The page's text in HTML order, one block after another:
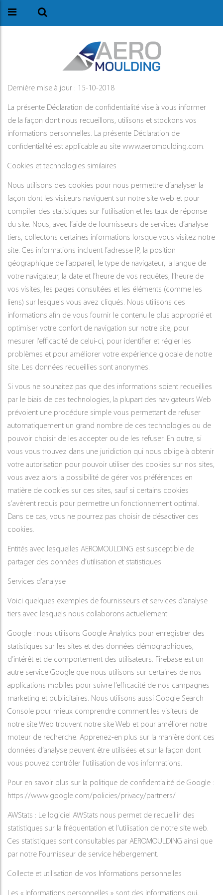
Dernière mise à jour : 15-10-2018
La présente Déclaration de confidentialité vise à vous informer
de la façon dont nous recueillons, utilisons et stockons vos
informations personnelles. La présente Déclaration de
confidentialité est applicable au site www.aeromoulding.com.
Cookies et technologies similaires
Nous utilisons des cookies pour nous permettre d’analyser la
façon dont les visiteurs naviguent sur notre site web et pour
compiler des statistiques sur l’utilisation et les taux de réponse
du site. Nous, avec l’aide de fournisseurs de services d’analyse
tiers, collectons certaines informations lorsque vous visitez notre
site. Ces informations incluent l’adresse IP, la position
géographique de l’appareil, le type de navigateur, la langue de
votre navigateur, la date et l’heure de vos requêtes, l’heure de
vos visites, les pages consultées et les éléments (comme les
liens) sur lesquels vous avez cliqués. Nous utilisons ces
informations afin de vous fournir le contenu le plus approprié et
optimiser votre confort de navigation sur notre site, pour
mesurer l’efficacité de celui-ci, pour identifier et régler les
problèmes et pour améliorer votre expérience globale de notre
site. Les données recueillies sont anonymes.
Si vous ne souhaitez pas que des informations soient recueillies
par le biais de ces technologies, la plupart des navigateurs Web
prévoient une procédure simple vous permettant de refuser
automatiquement un grand nombre de ces technologies ou de
pouvoir choisir de les accepter ou de les refuser. En outre, si
vous vous trouvez dans une juridiction qui nous oblige à obtenir
votre autorisation pour pouvoir utiliser des cookies sur nos sites,
vous avez alors la possibilité de gérer vos préférences en
matière de cookies sur ces sites, sauf si certains cookies
s’avèrent requis pour permettre un fonctionnement optimal.
Dans ce cas, vous ne pourrez pas choisir de désactiver ces
cookies.
Entités avec lesquelles AEROMOULDING est susceptible de
partager des données d’utilisation et statistiques
Services d’analyse
Voici quelques exemples de fournisseurs et services d’analyse
tiers avec lesquels nous collaborons actuellement:
Google : nous utilisons Google Analytics pour enregistrer des
statistiques sur les sites et des données démographiques,
d’intérêt et de comportement des utilisateurs. Firebase est un
autre service Google que nous utilisons sur certaines de nos
applications mobiles pour suivre l’efficacité de nos campagnes
marketing et publicitaires. Nous utilisons aussi Google Search
Console pour mieux comprendre comment les visiteurs de
notre site Web trouvent notre site Web et pour améliorer notre
moteur de recherche. Apprenez-en plus sur la manière dont ces
données d’analyse peuvent être utilisées et sur la façon dont
vous pouvez contrôler l’utilisation de vos informations.
Pour en savoir plus sur la politique de confidentialité de Google :
https://www.google.com/policies/privacy/partners/
AWStats : Le logiciel AWStats nous permet de recueillir des
statistiques sur la fréquentation et l’utilisation de notre site web.
Ces statistiques sont consultables par AEROMOULDING ainsi que
par notre Fournisseur de service hébergement.
Collecte et utilisation de vos Informations personnelles